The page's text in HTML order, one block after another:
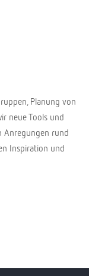
Planung von
neue Tools und
Anregungen rund
Inspiration und